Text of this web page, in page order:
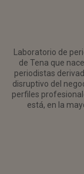
Laboratorio de
de Tena que
periodistas
disruptivo del
perfiles
está, en la